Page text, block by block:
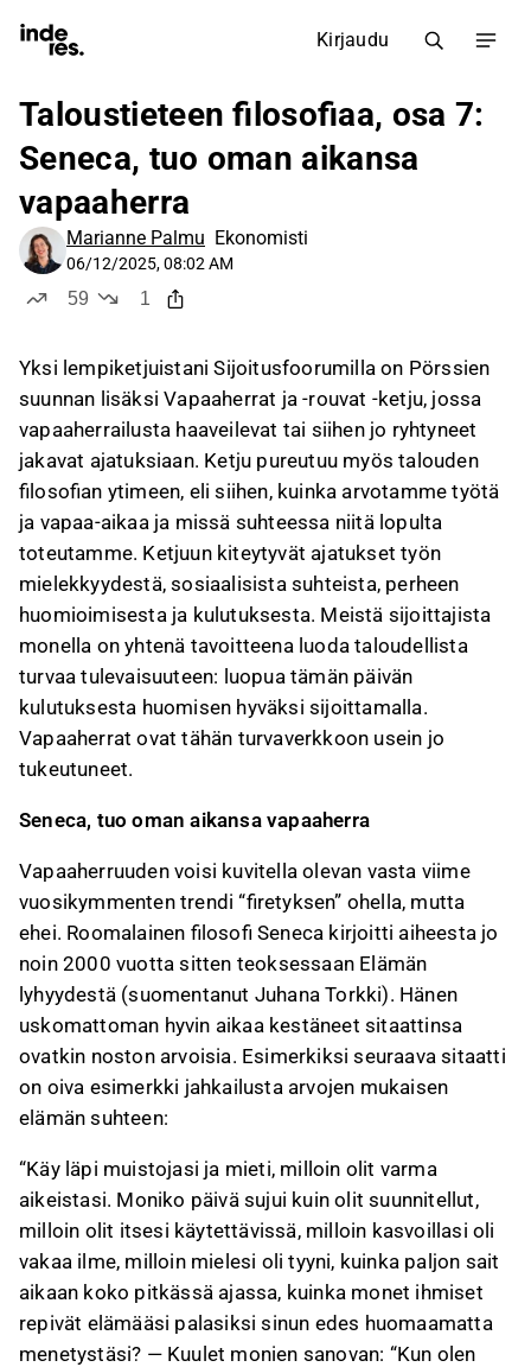
Kirjaudu
Taloustieteen filosofiaa, osa 7:
Seneca, tuo oman aikansa
vapaaherra
Marianne Palmu Ekonomisti
06/12/2025, 08:02 AM
59
1
Yksi lempiketjuistani Sijoitusfoorumilla on Pörssien
suunnan lisäksi Vapaaherrat ja -rouvat -ketju, jossa
vapaaherrailusta haaveilevat tai siihen jo ryhtyneet
jakavat ajatuksiaan. Ketju pureutuu myös talouden
filosofian ytimeen, eli siihen, kuinka arvotamme työtä
ja vapaa-aikaa ja missä suhteessa niitä lopulta
toteutamme. Ketjuun kiteytyvät ajatukset työn
mielekkyydestä, sosiaalisista suhteista, perheen
huomioimisesta ja kulutuksesta. Meistä sijoittajista
monella on yhtenä tavoitteena luoda taloudellista
turvaa tulevaisuuteen: luopua tämän päivän
kulutuksesta huomisen hyväksi sijoittamalla.
Vapaaherrat ovat tähän turvaverkkoon usein jo
tukeutuneet.
Seneca, tuo oman aikansa vapaaherra
Vapaaherruuden voisi kuvitella olevan vasta viime
vuosikymmenten trendi “firetyksen” ohella, mutta
ehei. Roomalainen filosofi Seneca kirjoitti aiheesta jo
noin 2000 vuotta sitten teoksessaan Elämän
lyhyydestä (suomentanut Juhana Torkki). Hänen
uskomattoman hyvin aikaa kestäneet sitaattinsa
ovatkin noston arvoisia. Esimerkiksi seuraava sitaatti
on oiva esimerkki jahkailusta arvojen mukaisen
elämän suhteen:
“Käy läpi muistojasi ja mieti, milloin olit varma
aikeistasi. Moniko päivä sujui kuin olit suunnitellut,
milloin olit itsesi käytettävissä, milloin kasvoillasi oli
vakaa ilme, milloin mielesi oli tyyni, kuinka paljon sait
aikaan koko pitkässä ajassa, kuinka monet ihmiset
repivät elämääsi palasiksi sinun edes huomaamatta
menetystäsi? — Kuulet monien sanovan: “Kun olen